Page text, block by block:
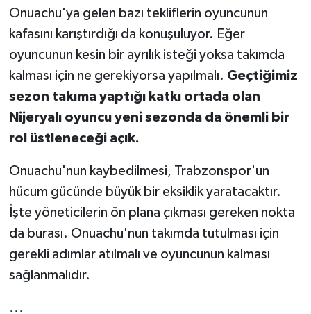
Onuachu'ya gelen bazı tekliflerin oyuncunun
kafasını karıştırdığı da konuşuluyor. Eğer
oyuncunun kesin bir ayrılık isteği yoksa takımda
kalması için ne gerekiyorsa yapılmalı. Geçtiğimiz
sezon takıma yaptığı katkı ortada olan
Nijeryalı oyuncu yeni sezonda da önemli bir
rol üstleneceği açık.
Onuachu'nun kaybedilmesi, Trabzonspor'un
hücum gücünde büyük bir eksiklik yaratacaktır.
İşte yöneticilerin ön plana çıkması gereken nokta
da burası. Onuachu'nun takımda tutulması için
gerekli adımlar atılmalı ve oyuncunun kalması
sağlanmalıdır.
...